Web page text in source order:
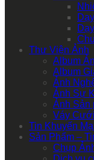
Thư Viện Ảnh
Album
Album
Ảnh
Ảnh Sự
Ảnh Sản
Váy Cưới
Tin Khuyến
Sản Phẩm –
Chụp